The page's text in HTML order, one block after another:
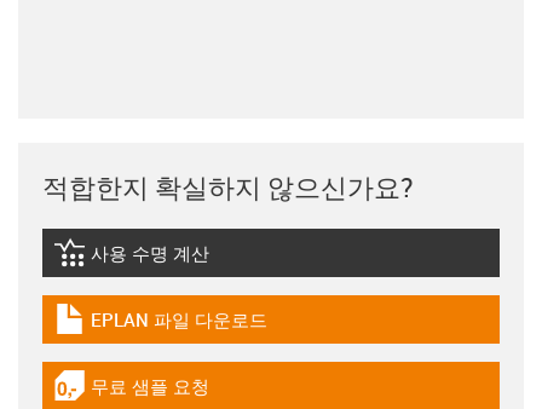
적합한지 확실하지 않으신가요?
igus-icon-lebensdauerrechner
사용 수명 계산
igus-icon-download-plan
EPLAN 파일 다운로드
igus-icon-gratismuster
무료 샘플 요청